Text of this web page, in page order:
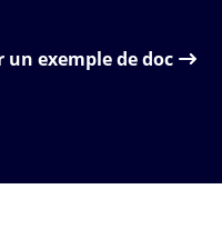
un exemple de doc